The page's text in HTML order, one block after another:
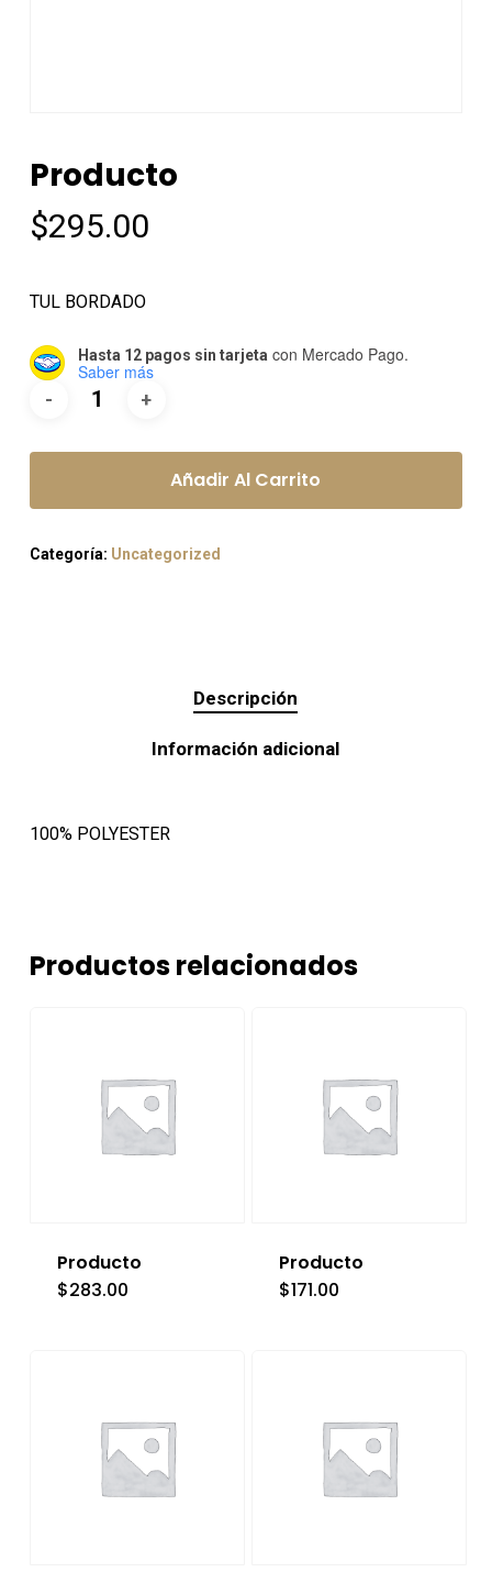
Producto
$295.00
TUL BORDADO
Hasta 12 pagos sin tarjeta con Mercado Pago.
Saber más
Añadir Al Carrito
Categoría: Uncategorized
Descripción
Información adicional
100% POLYESTER
Productos relacionados
Producto
$283.00
Producto
$171.00